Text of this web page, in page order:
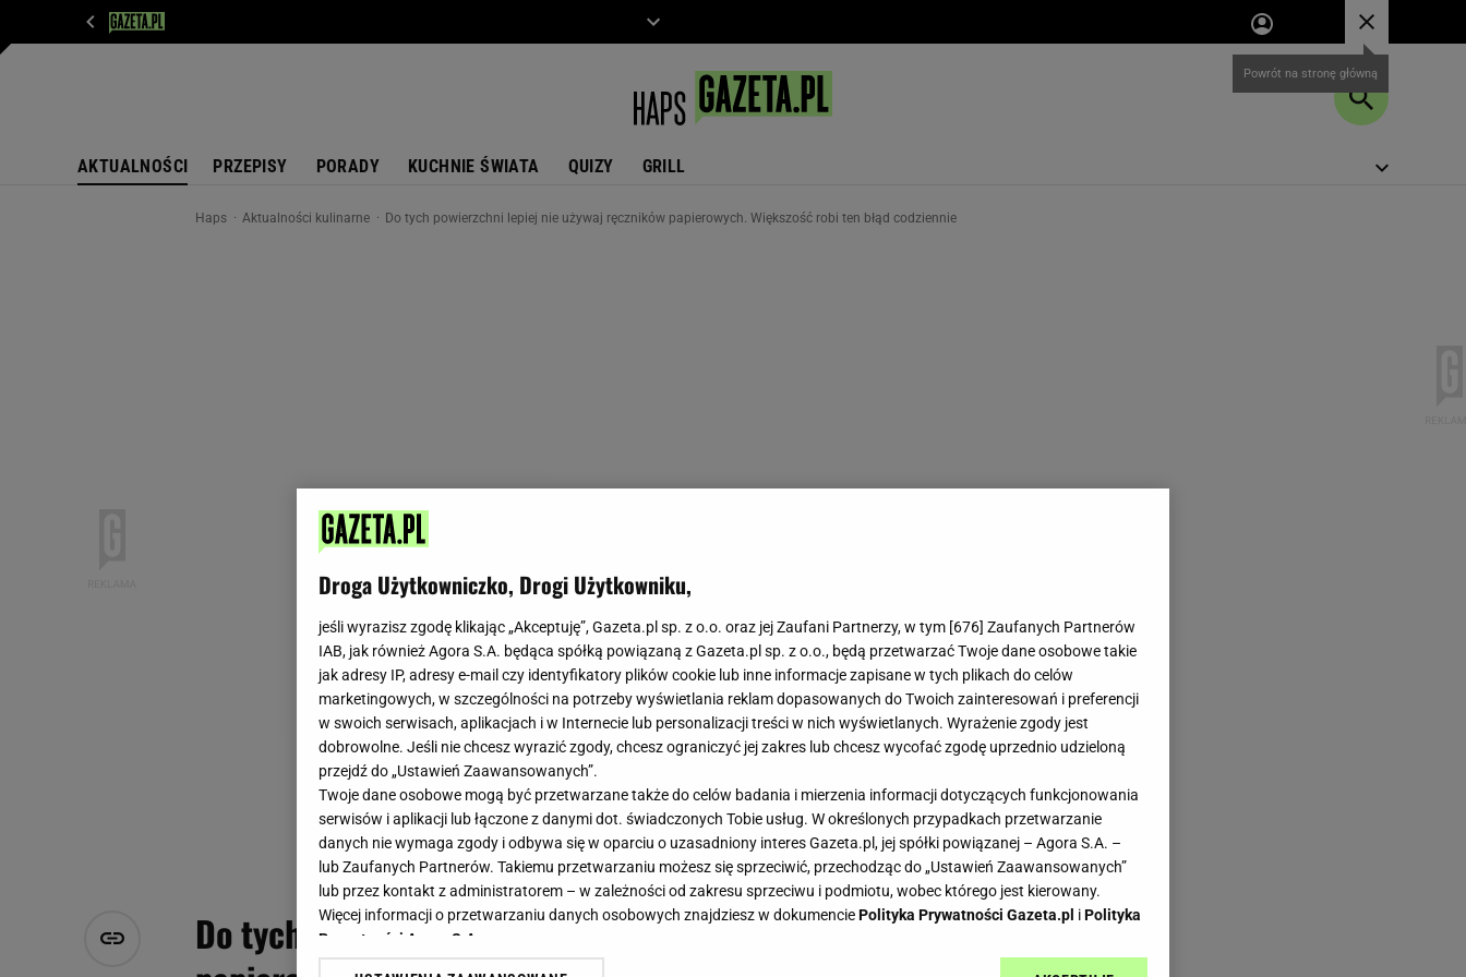
AKTUALNOŚCI PRZEPISY PORADY KUCHNIE ŚWIATA QUIZY GRILL
Haps Aktualności kulinarne Do tych powierzchni lepiej nie używaj ręczników papierowych. Większość robi ten błąd codziennie
Do tych powierzchni lepiej nie używaj ręczników
Droga Użytkowniczko, Drogi Użytkowniku,
jeśli wyrazisz zgodę klikając „Akceptuję”, Gazeta.pl sp. z o.o. oraz jej Zaufani Partnerzy, w tym [676] Zaufanych Partnerów
IAB, jak również Agora S.A. będąca spółką powiązaną z Gazeta.pl sp. z o.o., będą przetwarzać Twoje dane osobowe takie
jak adresy IP, adresy e-mail czy identyfikatory plików cookie lub inne informacje zapisane w tych plikach do celów
marketingowych, w szczególności na potrzeby wyświetlania reklam dopasowanych do Twoich zainteresowań i preferencji
w swoich serwisach, aplikacjach i w Internecie lub personalizacji treści w nich wyświetlanych. Wyrażenie zgody jest
dobrowolne. Jeśli nie chcesz wyrazić zgody, chcesz ograniczyć jej zakres lub chcesz wycofać zgodę uprzednio udzieloną
przejdź do „Ustawień Zaawansowanych”.
Twoje dane osobowe mogą być przetwarzane także do celów badania i mierzenia informacji dotyczących funkcjonowania
serwisów i aplikacji lub łączone z danymi dot. świadczonych Tobie usług. W określonych przypadkach przetwarzanie
danych nie wymaga zgody i odbywa się w oparciu o uzasadniony interes Gazeta.pl, jej spółki powiązanej – Agora S.A. –
lub Zaufanych Partnerów. Takiemu przetwarzaniu możesz się sprzeciwić, przechodząc do „Ustawień Zaawansowanych”
lub przez kontakt z administratorem – w zależności od zakresu sprzeciwu i podmiotu, wobec którego jest kierowany.
Więcej informacji o przetwarzaniu danych osobowych znajdziesz w dokumenciePolityka Prywatności Gazeta.pl iPolityka
Prywatności Agora S.A.